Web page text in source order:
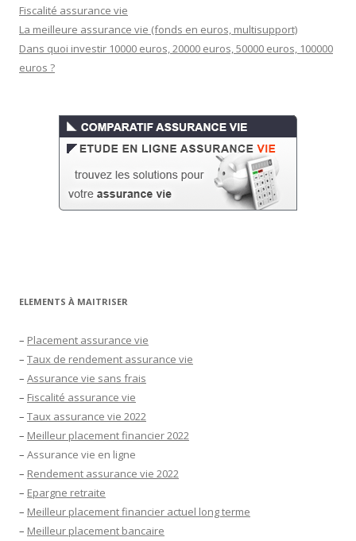
Fiscalité assurance vie
La meilleure assurance vie (fonds en euros, multisupport)
Dans quoi investir 10000 euros, 20000 euros, 50000 euros, 100000
euros ?
ELEMENTS À MAITRISER
– Placement assurance vie
– Taux de rendement assurance vie
– Assurance vie sans frais
– Fiscalité assurance vie
– Taux assurance vie 2022
– Meilleur placement financier 2022
– Assurance vie en ligne
– Rendement assurance vie 2022
– Epargne retraite
– Meilleur placement financier actuel long terme
– Meilleur placement bancaire